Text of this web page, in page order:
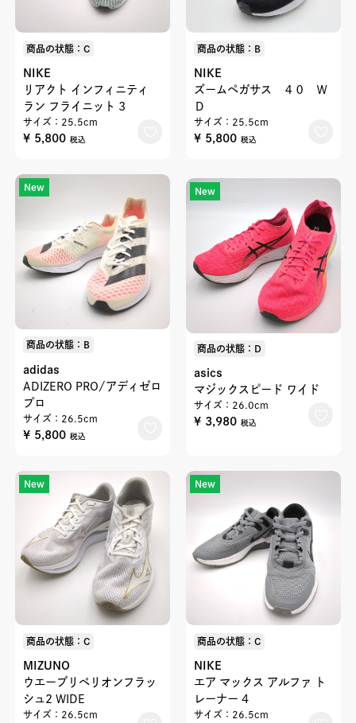
商品の状態：C
NIKE
リアクト インフィニティ
ラン フライニット 3
サイズ：25.5cm
¥ 5,800 税込
商品の状態：B
NIKE
ズームペガサス ４０ Ｗ
Ｄ
サイズ：25.5cm
¥ 5,800 税込
New
商品の状態：B
adidas
ADIZERO PRO/アディゼロ
プロ
サイズ：26.5cm
¥ 5,800 税込
New
商品の状態：D
asics
マジックスピード ワイド
サイズ：26.0cm
¥ 3,980 税込
New
商品の状態：C
MIZUNO
ウエーブリベリオンフラッ
シュ2 WIDE
サイズ：26.5cm
New
商品の状態：C
NIKE
エア マックス アルファ ト
レーナー 4
サイズ：26.5cm